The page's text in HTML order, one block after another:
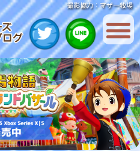
撮影協力：マザー牧場